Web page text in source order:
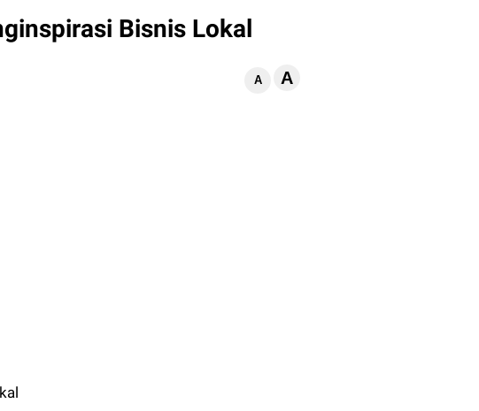
Bisnis Lokal
A A